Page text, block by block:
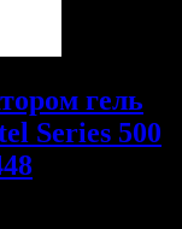
гель
Series 500